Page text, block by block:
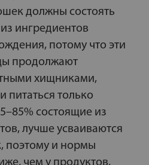
должны состоять
ингредиентов
потому что эти
продолжают
хищниками,
питаться только
состоящие из
лучше усваиваются
поэтому и нормы